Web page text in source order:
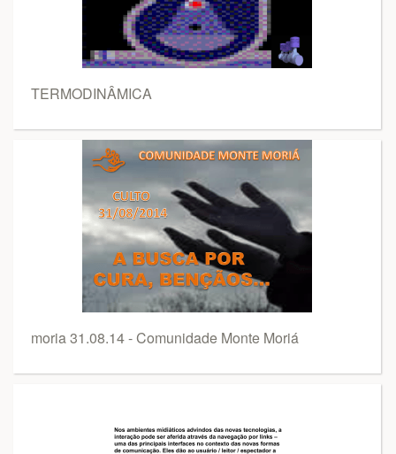
TERMODINÂMICA
moria 31.08.14 - Comunidade Monte Moriá